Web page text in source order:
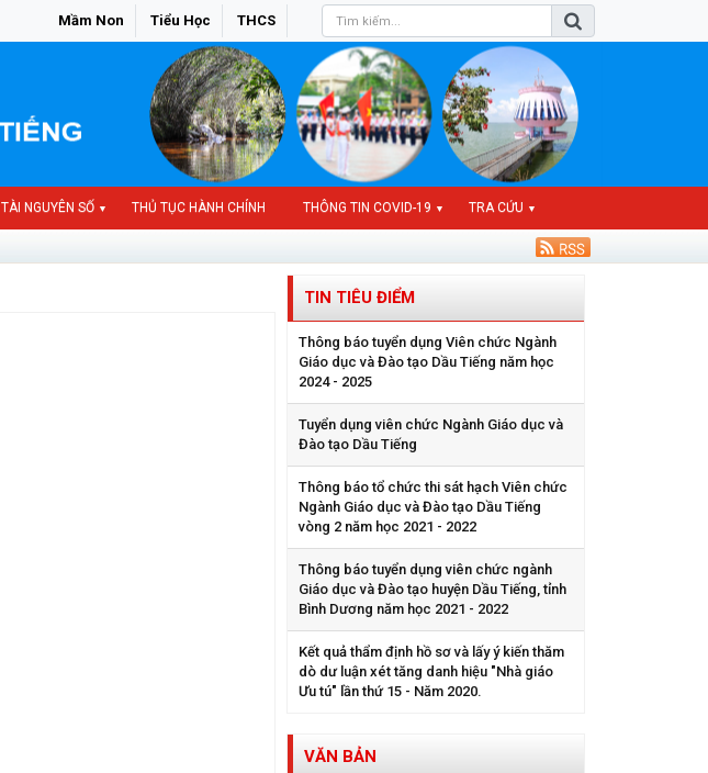
Mầm Non Tiểu Học THCS
TÀI NGUYÊN SỐ ▼ THỦ TỤC HÀNH CHÍNH THÔNG TIN COVID-19 ▼ TRA CỨU ▼
TIN TIÊU ĐIỂM
Thông báo tuyển dụng Viên chức Ngành
Giáo dục và Đào tạo Dầu Tiếng năm học
2024 - 2025
Tuyển dụng viên chức Ngành Giáo dục và
Đào tạo Dầu Tiếng
Thông báo tổ chức thi sát hạch Viên chức
Ngành Giáo dục và Đào tạo Dầu Tiếng
vòng 2 năm học 2021 - 2022
Thông báo tuyển dụng viên chức ngành
Giáo dục và Đào tạo huyện Dầu Tiếng, tỉnh
Bình Dương năm học 2021 - 2022
Kết quả thẩm định hồ sơ và lấy ý kiến thăm
dò dư luận xét tăng danh hiệu "Nhà giáo
Ưu tú" lần thứ 15 - Năm 2020.
VĂN BẢN